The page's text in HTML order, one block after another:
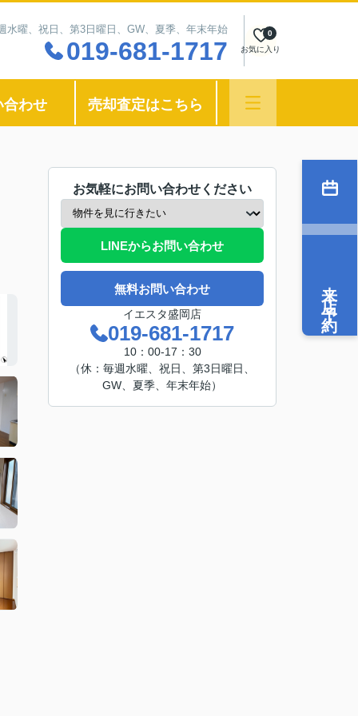
曜、祝日、第3日曜日、GW、夏季、年末年始
019-681-1717 お気に入り
0
合わせ 売却査定はこちら
お気軽にお問い合わせください
LINEからお問い合わせ
無料お問い合わせ
イエスタ盛岡店
019-681-1717
10：00-17：30
（休：毎週水曜、祝日、第3日曜日、
GW、夏季、年末年始）
来店予約